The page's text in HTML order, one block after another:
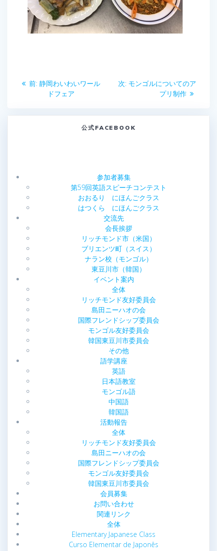
投
ー
ョ
前: 前
静岡わいわいワール
ドフェア
次: 次
モンゴルについてのア
プリ制作
公式FACEBOOK
参加者募集
第59回英語スピーチコンテスト
おおるり にほんごクラス
はつくら にほんごクラス
交流先
会長挨拶
リッチモンド市（米国）
ブリエンツ町（スイス）
ナラン校（モンゴル）
東豆川市（韓国）
イベント案内
全体
リッチモンド友好委員会
島田ニーハオの会
国際フレンドシップ委員会
モンゴル友好委員会
韓国東豆川市委員会
その他
語学講座
英語
日本語教室
モンゴル語
中国語
韓国語
活動報告
全体
リッチモンド友好委員会
島田ニーハオの会
国際フレンドシップ委員会
モンゴル友好委員会
韓国東豆川市委員会
会員募集
お問い合わせ
関連リンク
全体
Elementary Japanese Class
Curso Elementar de Japonês